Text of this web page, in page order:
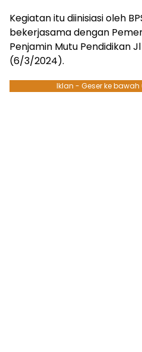
Kegiatan itu diinisiasi oleh
bekerjasama dengan
Penjamin Mutu Pendidikan
(6/3/2024).
Iklan - Geser ke